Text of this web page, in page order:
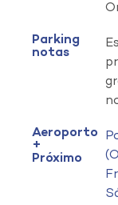
Parking
notas
Aeroporto
+
Próximo